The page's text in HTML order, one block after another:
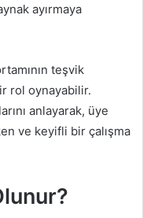
ayırmaya
teşvik
rol oynayabilir.
anlayarak, üye
ve keyifli bir çalışma